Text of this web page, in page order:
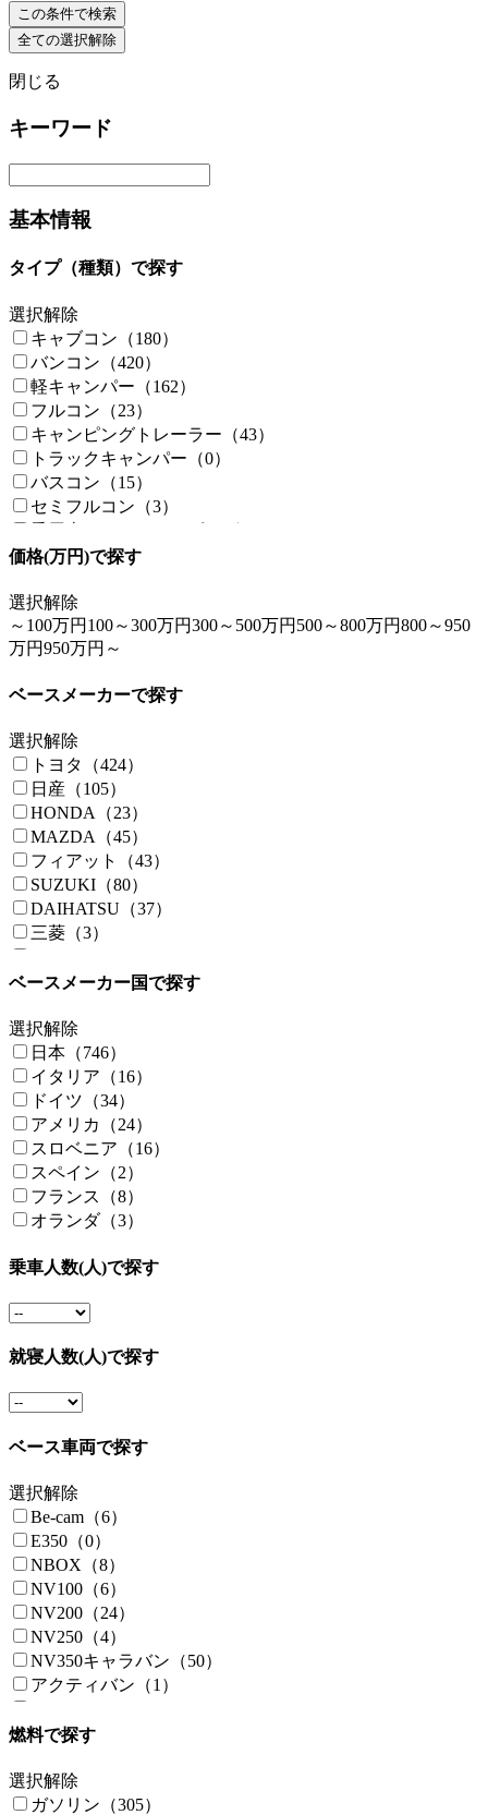
この条件で検索
全ての選択解除
閉じる
キーワード
基本情報
タイプ（種類）で探す
選択解除
キャブコン（180）
バンコン（420）
軽キャンパー（162）
フルコン（23）
キャンピングトレーラー（43）
トラックキャンパー（0）
バスコン（15）
セミフルコン（3）
価格(万円)で探す
選択解除
～100万円 100～300万円300～500万円 500～800万円800～950
万円950万円～
ベースメーカーで探す
選択解除
トヨタ（424）
日産（105）
HONDA（23）
MAZDA（45）
フィアット（43）
SUZUKI（80）
DAIHATSU（37）
三菱（3）
シボレー（0）
フォード（7）
フォルクスワーゲン（1）
ISUZU（3）
ルノー（2）
三菱ふそう（4）
日本特種ボディー（5）
ベースメーカー国で探す
選択解除
日本（746）
イタリア（16）
ドイツ（34）
アメリカ（24）
スロベニア（16）
スペイン（2）
フランス（8）
オランダ（3）
乗車人数(人)で探す
就寝人数(人)で探す
ベース車両で探す
選択解除
Be-cam（6）
E350（0）
NBOX（8）
NV100（6）
NV200（24）
NV250（4）
NV350キャラバン（50）
アクティバン（1）
アトレー（7）
ウィッシュ（0）
ウェイク（2）
燃料で探す
選択解除
ガソリン（305）